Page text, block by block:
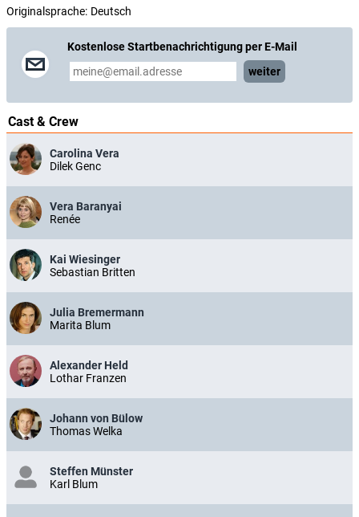
Originalsprache: Deutsch
Kostenlose Startbenachrichtigung per E-Mail
weiter
Cast & Crew
Carolina Vera
Dilek Genc
Vera Baranyai
Renée
Kai Wiesinger
Sebastian Britten
Julia Bremermann
Marita Blum
Alexander Held
Lothar Franzen
Johann von Bülow
Thomas Welka
Steffen Münster
Karl Blum